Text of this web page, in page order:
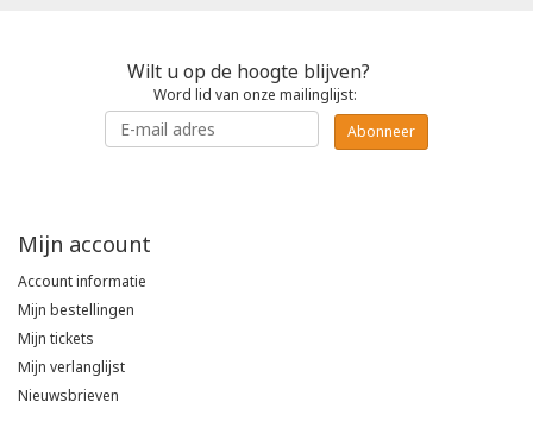
Wilt u op de hoogte blijven?
Word lid van onze mailinglijst:
Abonneer
Mijn account
Account informatie
Mijn bestellingen
Mijn tickets
Mijn verlanglijst
Nieuwsbrieven